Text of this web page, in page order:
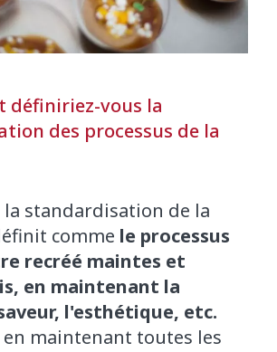
définiriez-vous la
des processus de la
la standardisation de la
comme le processus
recréé maintes et
en maintenant la
l'esthétique, etc.
en maintenant toutes les